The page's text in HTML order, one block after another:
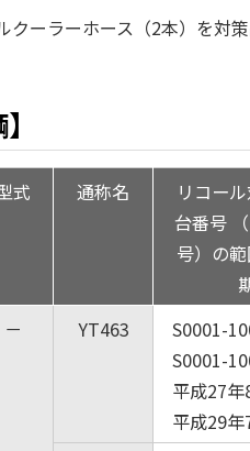
ーラーホース（2本）を対策
式 通称名
リコー
台番号
号）の
－ YT463
S0001-
S0001-
平成27
平成29年